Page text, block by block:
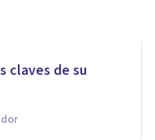
claves de su